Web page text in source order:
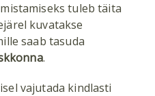
tuleb täita
kuvatakse
saab tasuda
.
vajutada kindlasti